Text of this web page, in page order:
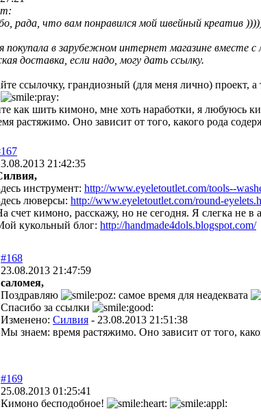
рада, что вам понравился мой швейный креатив
в зарубежном интернет магазине вместе
доставка, если надо, могу дать ссылку.
ссылочку, грандиозный (для меня лично) проект,
как шить кимоно, мне хоть наработки, я любуюсь
растяжимо. Оно зависит от того, какого рода
21:42:35
инструмент: http://www.eyeletoutlet.com/tools--
люверсы: http://www.eyeletoutlet.com/round-
счет кимоно, расскажу, но не сегодня. Я слегка не
кукольный блог: http://handmade4dols.blogspot.com/
#168
23.08.2013 21:47:59
саломея,
Поздравляю
самое время для неадеквата
Спасибо за ссылки
Изменено: Силвия - 23.08.2013 21:51:38
Мы знаем: время растяжимо. Оно зависит от того,
#169
25.08.2013 01:25:41
Кимоно бесподобное!